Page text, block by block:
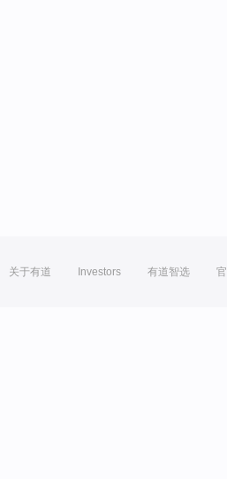
关于有道 Investors 有道智选